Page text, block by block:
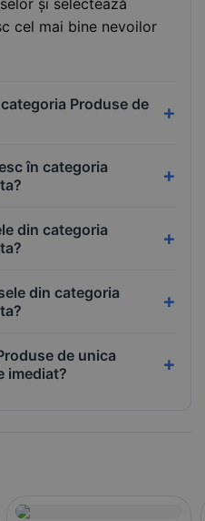
cel mai bine nevoilor
Produse de
în categoria
din categoria
din categoria
de unica
imediat?